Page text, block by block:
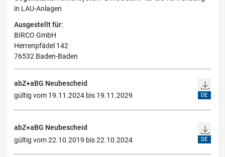
in LAU-Anlagen
Ausgestellt für:
BIRCO GmbH
Herrenpfädel 142
76532 Baden-Baden
abZ+aBG Neubescheid
gültig vom 19.11.2024 bis 19.11.2029
DE
abZ+aBG Neubescheid
gültig vom 22.10.2019 bis 22.10.2024
DE